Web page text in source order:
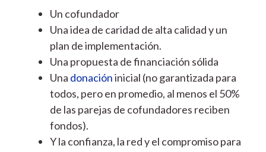
Un cofundador
Una idea de caridad de alta calidad y un
plan de implementación.
Una propuesta de financiación sólida
Una donacióninicial (no garantizada para
todos, pero en promedio, al menos el 50%
de las parejas de cofundadores reciben
fondos).
Y la confianza, la red y el compromiso para